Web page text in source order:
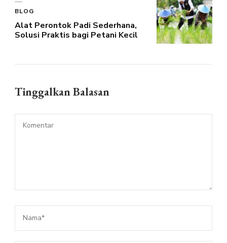
BLOG
Alat Perontok Padi Sederhana,
Solusi Praktis bagi Petani Kecil
Tinggalkan Balasan